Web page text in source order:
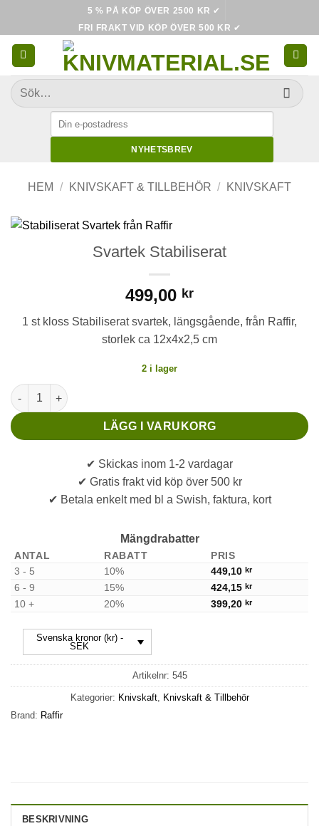
content
5 % PÅ KÖP ÖVER 2500 KR ✔
FRI FRAKT VID KÖP ÖVER 500 KR ✔
Sök
efter:
NYHETSBREV
HEM / KNIVSKAFT & TILLBEHÖR / KNIVSKAFT
Svartek Stabiliserat
499,00 kr
1 st kloss Stabiliserat svartek, längsgående, från Raffir,
storlek ca 12x4x2,5 cm
2 i lager
Svartek Stabiliserat mängd
LÄGG I VARUKORG
✔ Skickas inom 1-2 vardagar
✔ Gratis frakt vid köp över 500 kr
✔ Betala enkelt med bl a Swish, faktura, kort
Mängdrabatter
ANTAL RABATT
PRIS
3 - 5
10% 449,10 kr
6 - 9 15% 424,15 kr
10 + 20% 399,20 kr
Svenska kronor (kr) -
SEK
Artikelnr: 545
Kategorier: Knivskaft,
Knivskaft & Tillbehör
Brand: Raffir
BESKRIVNING